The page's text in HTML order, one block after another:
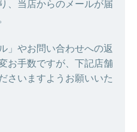
、当店からのメールが届
」やお問い合わせへの返
お手数ですが、下記店舗
さいますようお願いいた